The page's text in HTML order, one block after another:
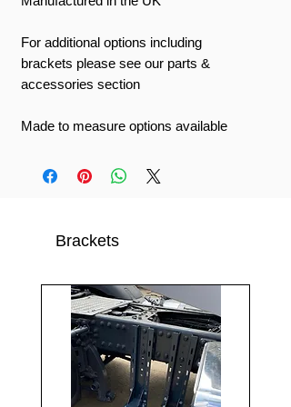
For additional options including
brackets please see our parts &
accessories section
Made to measure options available
Brackets